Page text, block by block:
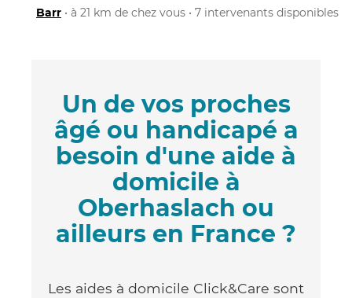
Barr • à 21 km de chez vous • 7 intervenants disponibles
Un de vos proches
âgé ou handicapé a
besoin d'une aide à
domicile à
Oberhaslach ou
ailleurs en France ?
Les aides à domicile Click&Care sont